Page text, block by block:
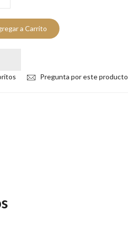
a Carrito
Pregunta por este producto